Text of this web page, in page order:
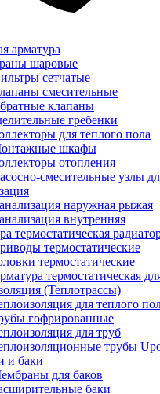
арматура
шаровые
сетчатые
смесительные
клапаны
гребенки
для теплого пола
шкафы
отопления
смесительные узлы
наружная рыжая
внутренняя
термостатическая
термостатические
термостатические
термостатическая
(Теплотрассы)
для теплого
гофрированные
для труб
трубы
и баки
для баков
баки